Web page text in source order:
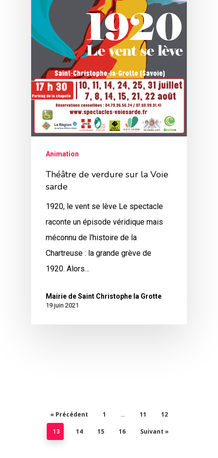
Animation
Théâtre de verdure sur la Voie
sarde
1920, le vent se lève Le spectacle
raconte un épisode véridique mais
méconnu de l'histoire de la
Chartreuse : la grande grève de
1920. Alors…
Mairie de Saint Christophe la Grotte
19 juin 2021
« Précédent 1 … 11 12
13 14 15 16 Suivant »